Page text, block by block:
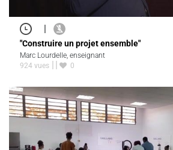
|
"Construire un projet ensemble"
Marc Lourdelle, enseignant
924 vues
0